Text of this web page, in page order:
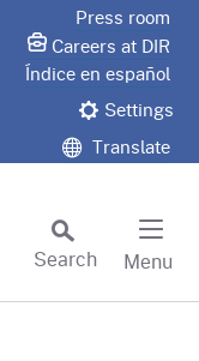
Press room
Careers at DIR
Índice en español
Settings
Translate
Search
Menu